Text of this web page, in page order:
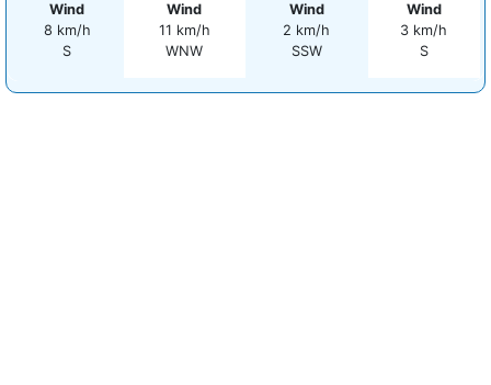
Wind
8 km/h
S
Wind
11 km/h
WNW
Wind
2 km/h
SSW
Wind
3 km/h
S